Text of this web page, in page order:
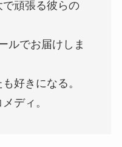
で頑張る彼らの
ルでお届けしま
好きになる。
ディ。